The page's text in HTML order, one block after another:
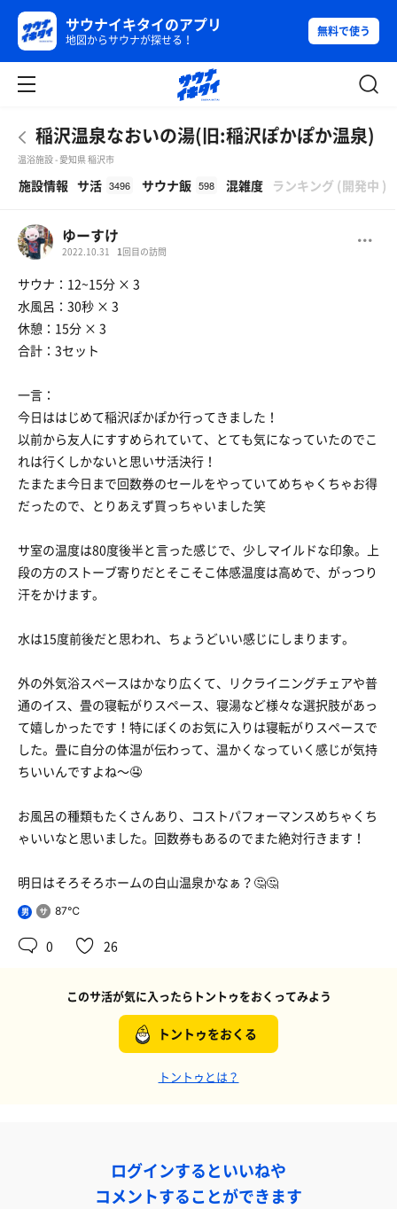
サウナイキタイのアプリ
地図からサウナが探せる！
無料で使う
稲沢温泉なおいの湯(旧:稲沢ぽかぽか温泉)
温浴施設 - 愛知県 稲沢市
施設情報 サ活 3496 サウナ飯 598 混雑度 ランキング (開発中 )
ゆーすけ
2022.10.31 1 回目の訪問
サウナ：12~15分 × 3
水風呂：30秒 × 3
休憩：15分 × 3
合計：3セット
一言：
今日ははじめて稲沢ぽかぽか行ってきました！
以前から友人にすすめられていて、とても気になっていたのでこ
れは行くしかないと思いサ活決行！
たまたま今日まで回数券のセールをやっていてめちゃくちゃお得
だったので、とりあえず買っちゃいました笑
サ室の温度は80度後半と言った感じで、少しマイルドな印象。上
段の方のストーブ寄りだとそこそこ体感温度は高めで、がっつり
汗をかけます。
水は15度前後だと思われ、ちょうどいい感じにしまります。
外の外気浴スペースはかなり広くて、リクライニングチェアや普
通のイス、畳の寝転がりスペース、寝湯など様々な選択肢があっ
て嬉しかったです！特にぼくのお気に入りは寝転がりスペースで
した。畳に自分の体温が伝わって、温かくなっていく感じが気持
ちいいんですよね〜🤤
お風呂の種類もたくさんあり、コストパフォーマンスめちゃくち
ゃいいなと思いました。回数券もあるのでまた絶対行きます！
明日はそろそろホームの白山温泉かなぁ？🤔🤔
男 87℃
0 26
このサ活が気に入ったらトントゥをおくってみよう
トントゥをおくる
トントゥとは？
ログインするといいねや
コメントすることができます